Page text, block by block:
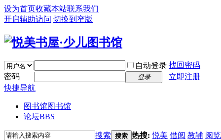
设为首页收藏本站联系我们
开启辅助访问 切换到窄版
自动登录 找回密码
密码
登录
立即注册
快捷导航
图书馆图书馆
论坛BBS
搜索 搜索 热搜:悦美 借阅 教辅 阅览